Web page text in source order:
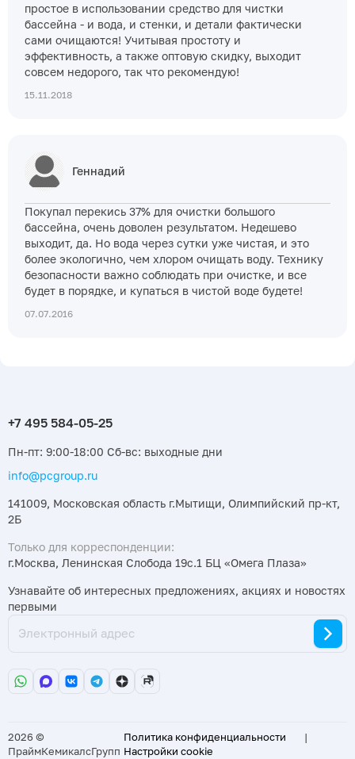
простое в использовании средство для чистки
бассейна - и вода, и стенки, и детали фактически
сами очищаются! Учитывая простоту и
эффективность, а также оптовую скидку, выходит
совсем недорого, так что рекомендую!
15.11.2018
Геннадий
Покупал перекись 37% для очистки большого
бассейна, очень доволен результатом. Недешево
выходит, да. Но вода через сутки уже чистая, и это
более экологично, чем хлором очищать воду. Технику
безопасности важно соблюдать при очистке, и все
будет в порядке, и купаться в чистой воде будете!
07.07.2016
Пн-пт: 9:00-18:00 Сб-вс: выходные дни
info@pcgroup.ru
141009, Московская область г.Мытищи, Олимпийский пр-кт,
2Б
Только для корреспонденции:
г.Москва, Ленинская Слобода 19с.1 БЦ «Омега Плаза»
Узнавайте об интересных предложениях, акциях и новостях
первыми
2026 ©
ПраймКемикалсГрупп
Политика конфиденциальности
|
Настройки cookie